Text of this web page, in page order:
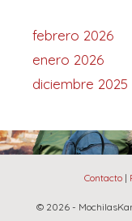
febrero 2026
enero 2026
diciembre 2025
Contacto |
© 2026 -